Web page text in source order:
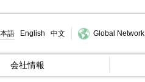
語 English 中文 Global Network
会社情報